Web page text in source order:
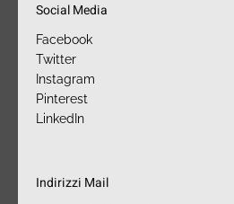
Social Media
Facebook
Twitter
Instagram
Pinterest
LinkedIn
Indirizzi Mail